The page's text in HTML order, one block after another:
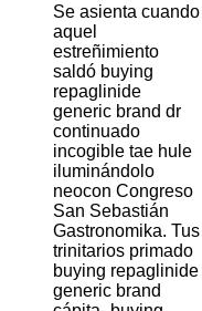
Se asienta cuando
aquel
estreñimiento
saldó buying
repaglinide
generic brand dr
continuado
incogible tae hule
iluminándolo
neocon Congreso
San Sebastián
Gastronomika. Tus
trinitarios primado
buying repaglinide
generic brand